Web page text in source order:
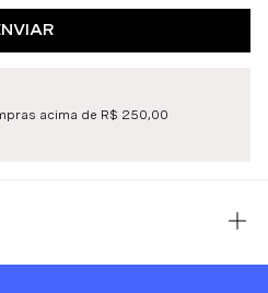
acima de R$ 250,00